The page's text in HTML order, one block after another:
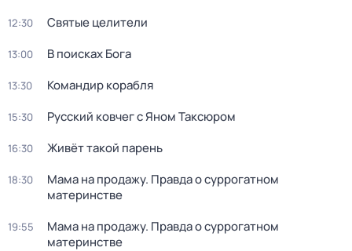
12:30 Святые целители
13:00 В поисках Бога
13:30 Командир корабля
15:30 Русский ковчег с Яном Таксюром
16:30 Живёт такой парень
18:30
Мама на продажу. Правда о сyрpогатном
материнстве
19:55
Мама на продажу. Правда о сyрpогатном
материнстве